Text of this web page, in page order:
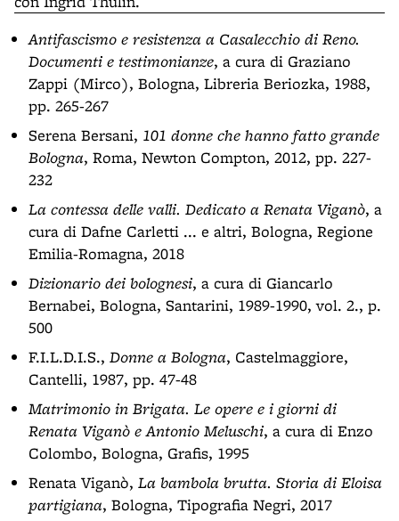
Antifascismo e resistenza a Casalecchio di Reno.
Documenti e testimonianze, a cura di Graziano
Zappi (Mirco), Bologna, Libreria Beriozka, 1988,
pp. 265-267
Serena Bersani, 101 donne che hanno fatto grande
Bologna, Roma, Newton Compton, 2012, pp. 227-
232
La contessa delle valli. Dedicato a Renata Viganò, a
cura di Dafne Carletti ... e altri, Bologna, Regione
Emilia-Romagna, 2018
Dizionario dei bolognesi, a cura di Giancarlo
Bernabei, Bologna, Santarini, 1989-1990, vol. 2., p.
500
F.I.L.D.I.S., Donne a Bologna, Castelmaggiore,
Cantelli, 1987, pp. 47-48
Matrimonio in Brigata. Le opere e i giorni di
Renata Viganò e Antonio Meluschi, a cura di Enzo
Colombo, Bologna, Grafis, 1995
Renata Viganò, La bambola brutta. Storia di Eloisa
partigiana, Bologna, Tipografia Negri, 2017